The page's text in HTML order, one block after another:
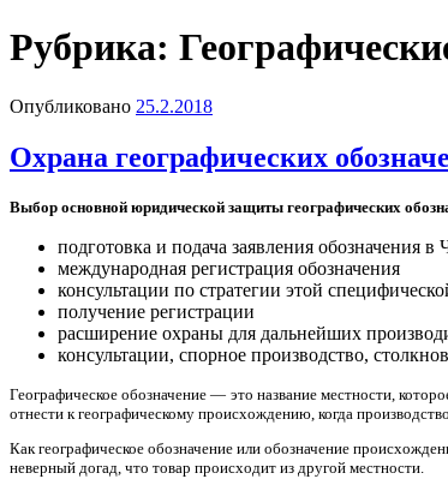
Рубрика:
Опубликовано 25.2.2018
Охрана географических
Выбор основной юридической защиты географических
подготовка и подача заявления обозначения
международная регистрация обозначения
консультации по стратегии этой
получение регистрации
расширение охраны для дальнейших
консультации, спорное производство,
Географическое обозначение — это название местности,
отнести к географическому происхождению, когда
Как географическое обозначение или обозначение
неверный догад, что товар происходит из другой местности.